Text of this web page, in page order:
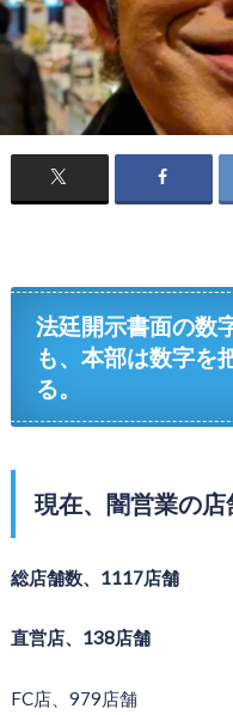
法廷開示書面の数
も、本部は数字を
る。
現在、闇営業の店
総店舗数、1117店舗
直営店、138店舗
FC店、979店舗